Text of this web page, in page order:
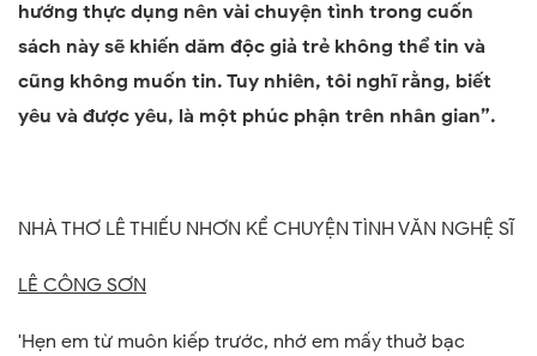
hướng thực dụng nên vài chuyện tình trong cuốn
sách này sẽ khiến dăm độc giả trẻ không thể tin và
cũng không muốn tin. Tuy nhiên, tôi nghĩ rằng, biết
yêu và được yêu, là một phúc phận trên nhân gian”.
NHÀ THƠ LÊ THIẾU NHƠN KỂ CHUYỆN TÌNH VĂN NGHỆ SĨ
LÊ CÔNG SƠN
'Hẹn em từ muôn kiếp trước, nhớ em mấy thuở bạc